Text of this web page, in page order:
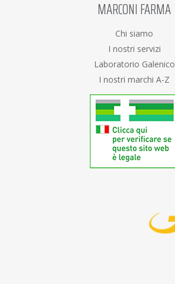
MARCONI FARMA
Chi siamo
I nostri servizi
Laboratorio Galenico
I nostri marchi A-Z